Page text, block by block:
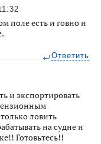
поле есть и говно и
Ответить
и экспортировать
ловить
на судне и
Готовьтесь!!